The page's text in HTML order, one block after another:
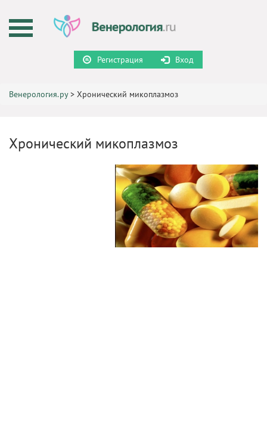
Регистрация Вход
Венерология.ру> Хронический микоплазмоз
Хронический микоплазмоз